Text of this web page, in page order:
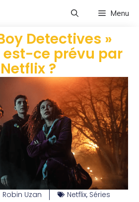
Menu
Detectives »
est-ce prévu par
Netflix ?
Robin Uzan Netflix, Séries